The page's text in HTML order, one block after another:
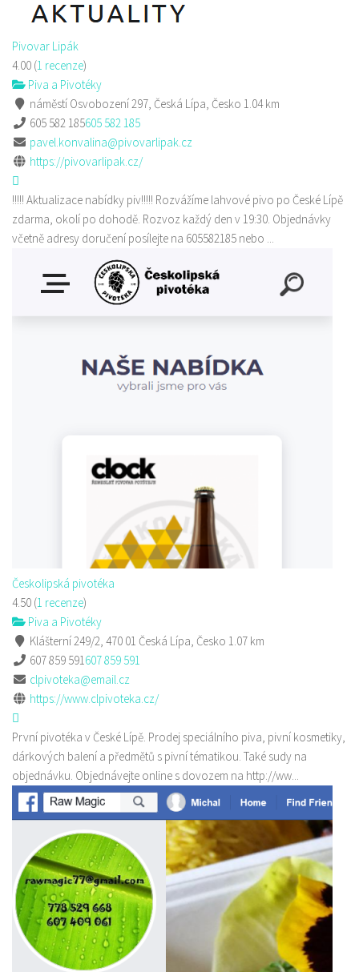
Pivovar Lipák
4.00 (1 recenze)
Piva a Pivotéky
náměstí Osvobození 297, Česká Lípa, Česko 1.04 km
605 582 185605 582 185
pavel.konvalina@pivovarlipak.cz
https://pivovarlipak.cz/
!!!!! Aktualizace nabídky piv!!!!! Rozvážíme lahvové pivo po České Lípě
zdarma, okolí po dohodě. Rozvoz každý den v 19:30. Objednávky
včetně adresy doručení posílejte na 605582185 nebo ...
Českolipská pivotéka
4.50 (1 recenze)
Piva a Pivotéky
Klášterní 249/2, 470 01 Česká Lípa, Česko 1.07 km
607 859 591607 859 591
clpivoteka@email.cz
https://www.clpivoteka.cz/
První pivotéka v České Lípě. Prodej speciálního piva, pivní kosmetiky,
dárkových balení a předmětů s pivní tématikou. Také sudy na
objednávku. Objednávejte online s dovozem na http://ww...